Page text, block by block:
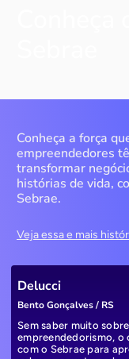
Conheça a força
empreendedores
transformar
histórias de vida,
Sebrae.
Veja essa e mais
Delucci
Bento Gonçalves / RS
Sem saber muito sobre
empreendedorismo, o
com o Sebrae para